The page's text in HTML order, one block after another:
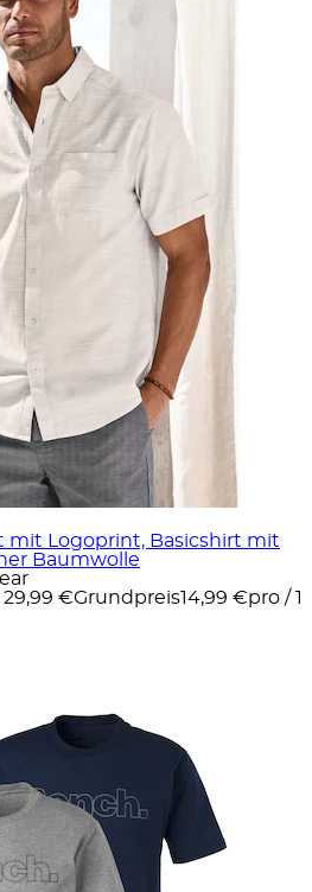
mit Logoprint, Basicshirt mit
Baumwolle
29,99 €Grundpreis14,99 €pro / 1